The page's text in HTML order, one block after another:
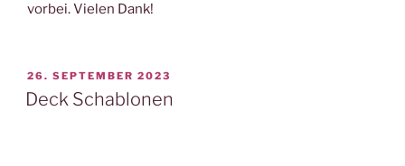
vorbei. Vielen Dank!
VERÖFFENTLICHT
AM
26. SEPTEMBER 2023
Deck Schablonen